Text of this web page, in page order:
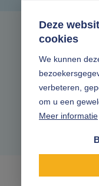
Deze
cookies
We kunnen
verbeteren,
om u een
Meer informatie